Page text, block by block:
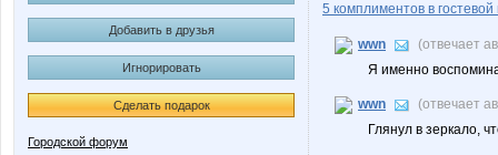
Добавить в друзья
Игнорировать
Сделать подарок
Городской форум
5 комплиментов в гостевой
wwn
(отвечает
Я именно
wwn
(отвечает
Глянул в зеркало,